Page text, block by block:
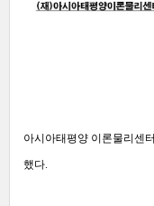
아시아태평양 이론물리센
했다.